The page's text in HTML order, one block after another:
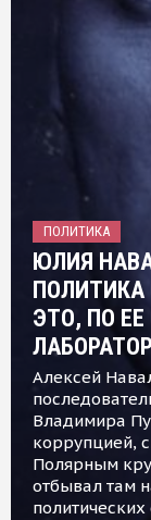
ПОЛИТИКА
ЮЛИЯ
ЭТО, ПО
Алексей
Владимира
коррупцией,
Полярным
отбывал там
политических